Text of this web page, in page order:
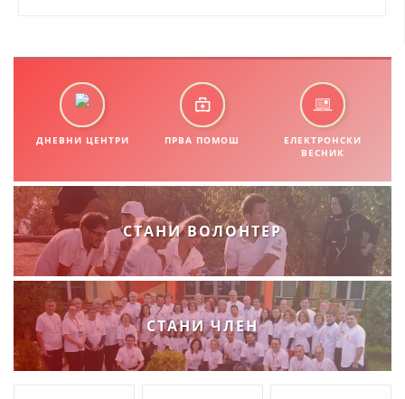
ЧЛЕНСТВО ВО ПРОФЕСИОНАЛНИ ТЕЛА
ЗАКОН ЗА ЦКРМ
ОРГАНИЗАЦИЈА И РАЗВОЈ
РАКОВОДЕН ОДБОР
СОБРАНИЕ
ДНЕВНИ ЦЕНТРИ ПРВА ПОМОШ
ЕЛЕКТРОНСКИ
ВЕСНИК
СТАНИ ВОЛОНТЕР
СТАНИ ЧЛЕН